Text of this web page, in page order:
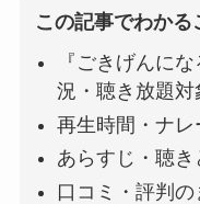
この記事でわかる
『ごきげんに
況・聴き放題対
再生時間・ナレ
あらすじ・聴き
口コミ・評判の